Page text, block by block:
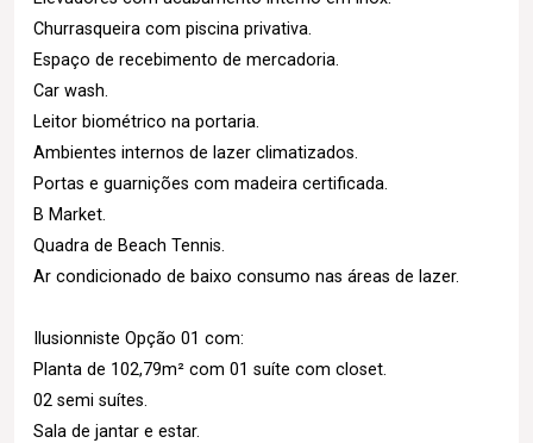
Churrasqueira com piscina privativa.
Espaço de recebimento de mercadoria.
Car wash.
Leitor biométrico na portaria.
Ambientes internos de lazer climatizados.
Portas e guarnições com madeira certificada.
B Market.
Quadra de Beach Tennis.
Ar condicionado de baixo consumo nas áreas de lazer.
Ilusionniste Opção 01 com:
Planta de 102,79m² com 01 suíte com closet.
02 semi suítes.
Sala de jantar e estar.